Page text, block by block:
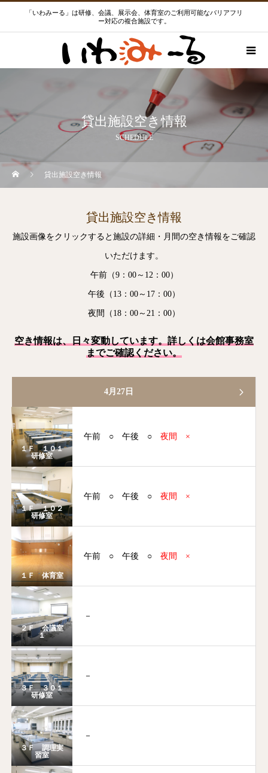
「いわみーる」は研修、会議、展示会、体育室のご利用可能なバリアフリ
ー対応の複合施設です。
貸出施設空き情報
SCHEDULE
貸出施設空き情報
貸出施設空き情報
施設画像をクリックすると施設の詳細・月間の空き情報をご確認
いただけます。
午前（9：00～12：00）
午後（13：00～17：00）
夜間（18：00～21：00）
空き情報は、日々変動しています。詳しくは会館事務室
までご確認ください。
4月27日
１Ｆ １０１
研修室
午前 ○ 午後 ○ 夜間 ×
１Ｆ １０２
研修室
午前 ○ 午後 ○ 夜間 ×
１Ｆ 体育室
午前 ○ 午後 ○ 夜間 ×
２Ｆ 会議室
１
－
３Ｆ ３０１
研修室
－
３Ｆ 調理実
習室
－